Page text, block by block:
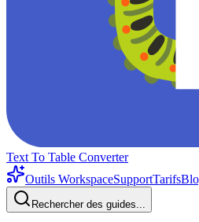
Text To Table Converter
Outils WorkspaceSupportTarifs
Rechercher des guides...